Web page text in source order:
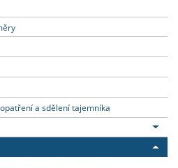
a sdělení tajemníka